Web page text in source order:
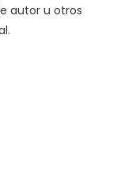
autor u otros